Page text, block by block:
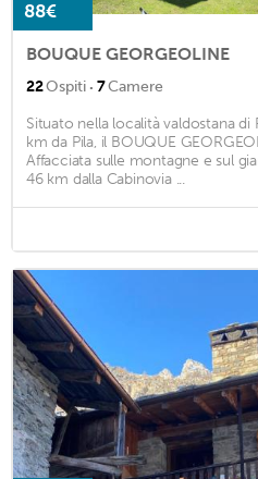
88€
BOUQUE GEORGEOLINE
22Ospiti · 7Camere
Situato nella località valdostana
km da Pila, il BOUQUE
Affacciata sulle montagne e sul
46 km dalla Cabinovia ...